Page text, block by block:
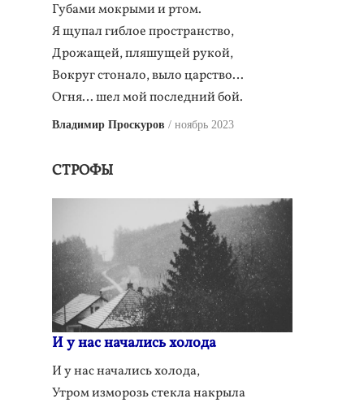
Губами мокрыми и ртом.
Я щупал гиблое пространство,
Дрожащей, пляшущей рукой,
Вокруг стонало, выло царство…
Огня… шел мой последний бой.
Владимир Проскуров ноябрь 2023
СТРОФЫ
И у нас начались холода
И у нас начались холода,
Утром изморозь стекла накрыла